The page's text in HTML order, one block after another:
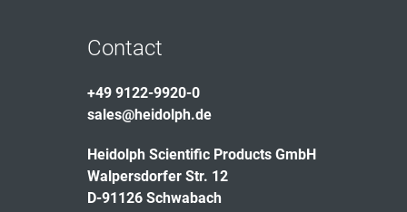
Contact
+49 9122-9920-0
sales@heidolph.de
Heidolph Scientific Products GmbH
Walpersdorfer Str. 12
D-91126 Schwabach